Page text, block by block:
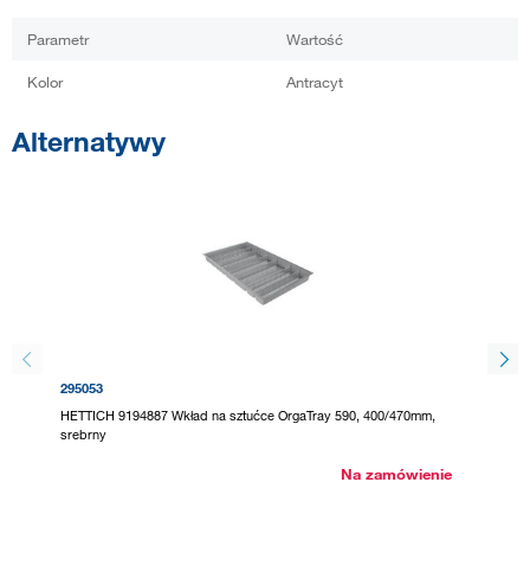
Parametr Wartość
Kolor Antracyt
Alternatywy
295053
HETTICH 9194887 Wkład na sztućce OrgaTray 590, 400/470mm,
srebrny
Na zamówienie